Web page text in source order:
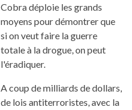
Cobra déploie les grands
moyens pour démontrer que
si on veut faire la guerre
totale à la drogue, on peut
l'éradiquer.
A coup de milliards de dollars,
de lois antiterroristes, avec la